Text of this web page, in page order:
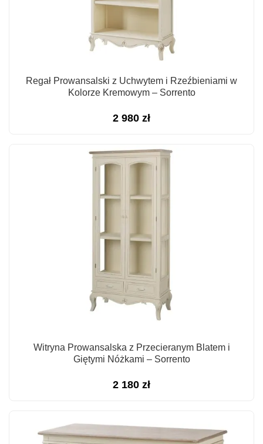
Regał Prowansalski z Uchwytem i Rzeźbieniami w
Kolorze Kremowym – Sorrento
2 980 zł
Witryna Prowansalska z Przecieranym Blatem i
Giętymi Nóżkami – Sorrento
2 180 zł